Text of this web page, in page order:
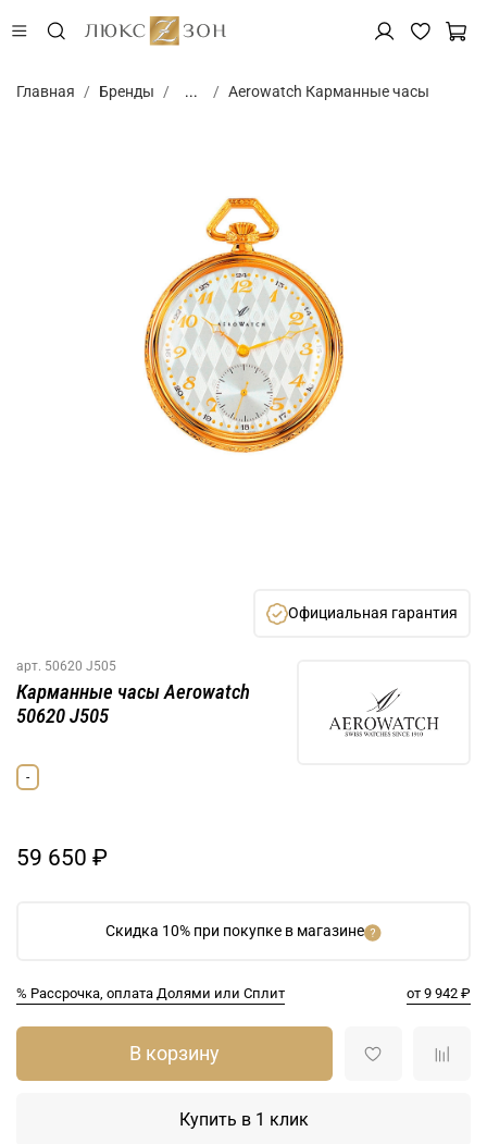
Главная Бренды ... Aerowatch Карманные часы
Официальная гарантия
арт. 50620 J505
Скидка 10% при покупке в магазине
% Рассрочка, оплата Долями или Сплит от 9 942 ₽
Карманные часы Aerowatch
50620 J505
-
59 650 ₽
В корзину
Купить в 1 клик